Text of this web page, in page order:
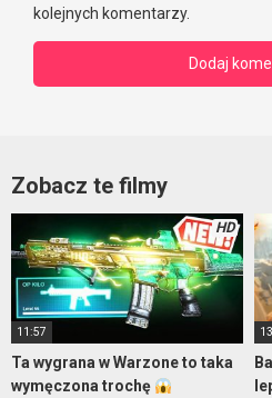
kolejnych komentarzy.
Zobacz te filmy
HD
11:57
Ta wygrana w Warzone to taka
wymęczona trochę